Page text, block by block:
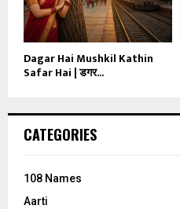
Dagar Hai Mushkil Kathin
Safar Hai | डगर...
CATEGORIES
108 Names
Aarti